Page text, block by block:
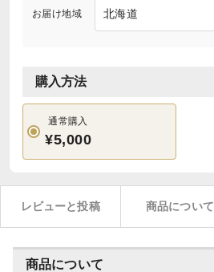
お届け地域
購入方法
通常購入
¥5,000
レビューと投稿 商品について
商品について